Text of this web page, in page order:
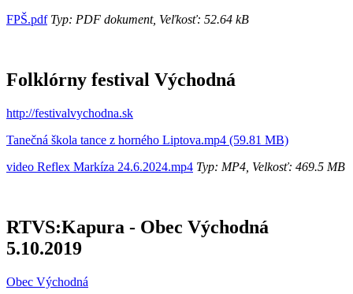
FPŠ.pdfTyp: PDF dokument, Veľkosť: 52.64 kB
Folklórny festival Východná
http://festivalvychodna.sk
Tanečná škola tance z horného Liptova.mp4 (59.81 MB)
video Reflex Markíza 24.6.2024.mp4 Typ: MP4, Velkosť: 469.5 MB
RTVS:Kapura - Obec Východná
5.10.2019
Obec Východná